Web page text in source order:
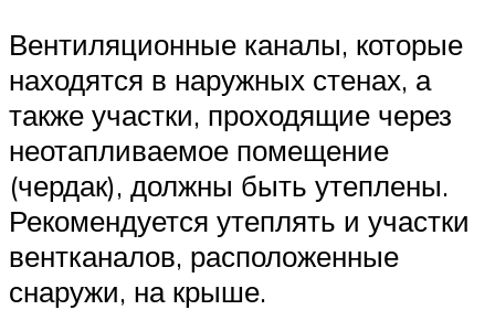
Вентиляционные каналы, которые
находятся в наружных стенах, а
также участки, проходящие через
неотапливаемое помещение
(чердак), должны быть утеплены.
Рекомендуется утеплять и участки
вентканалов, расположенные
снаружи, на крыше.